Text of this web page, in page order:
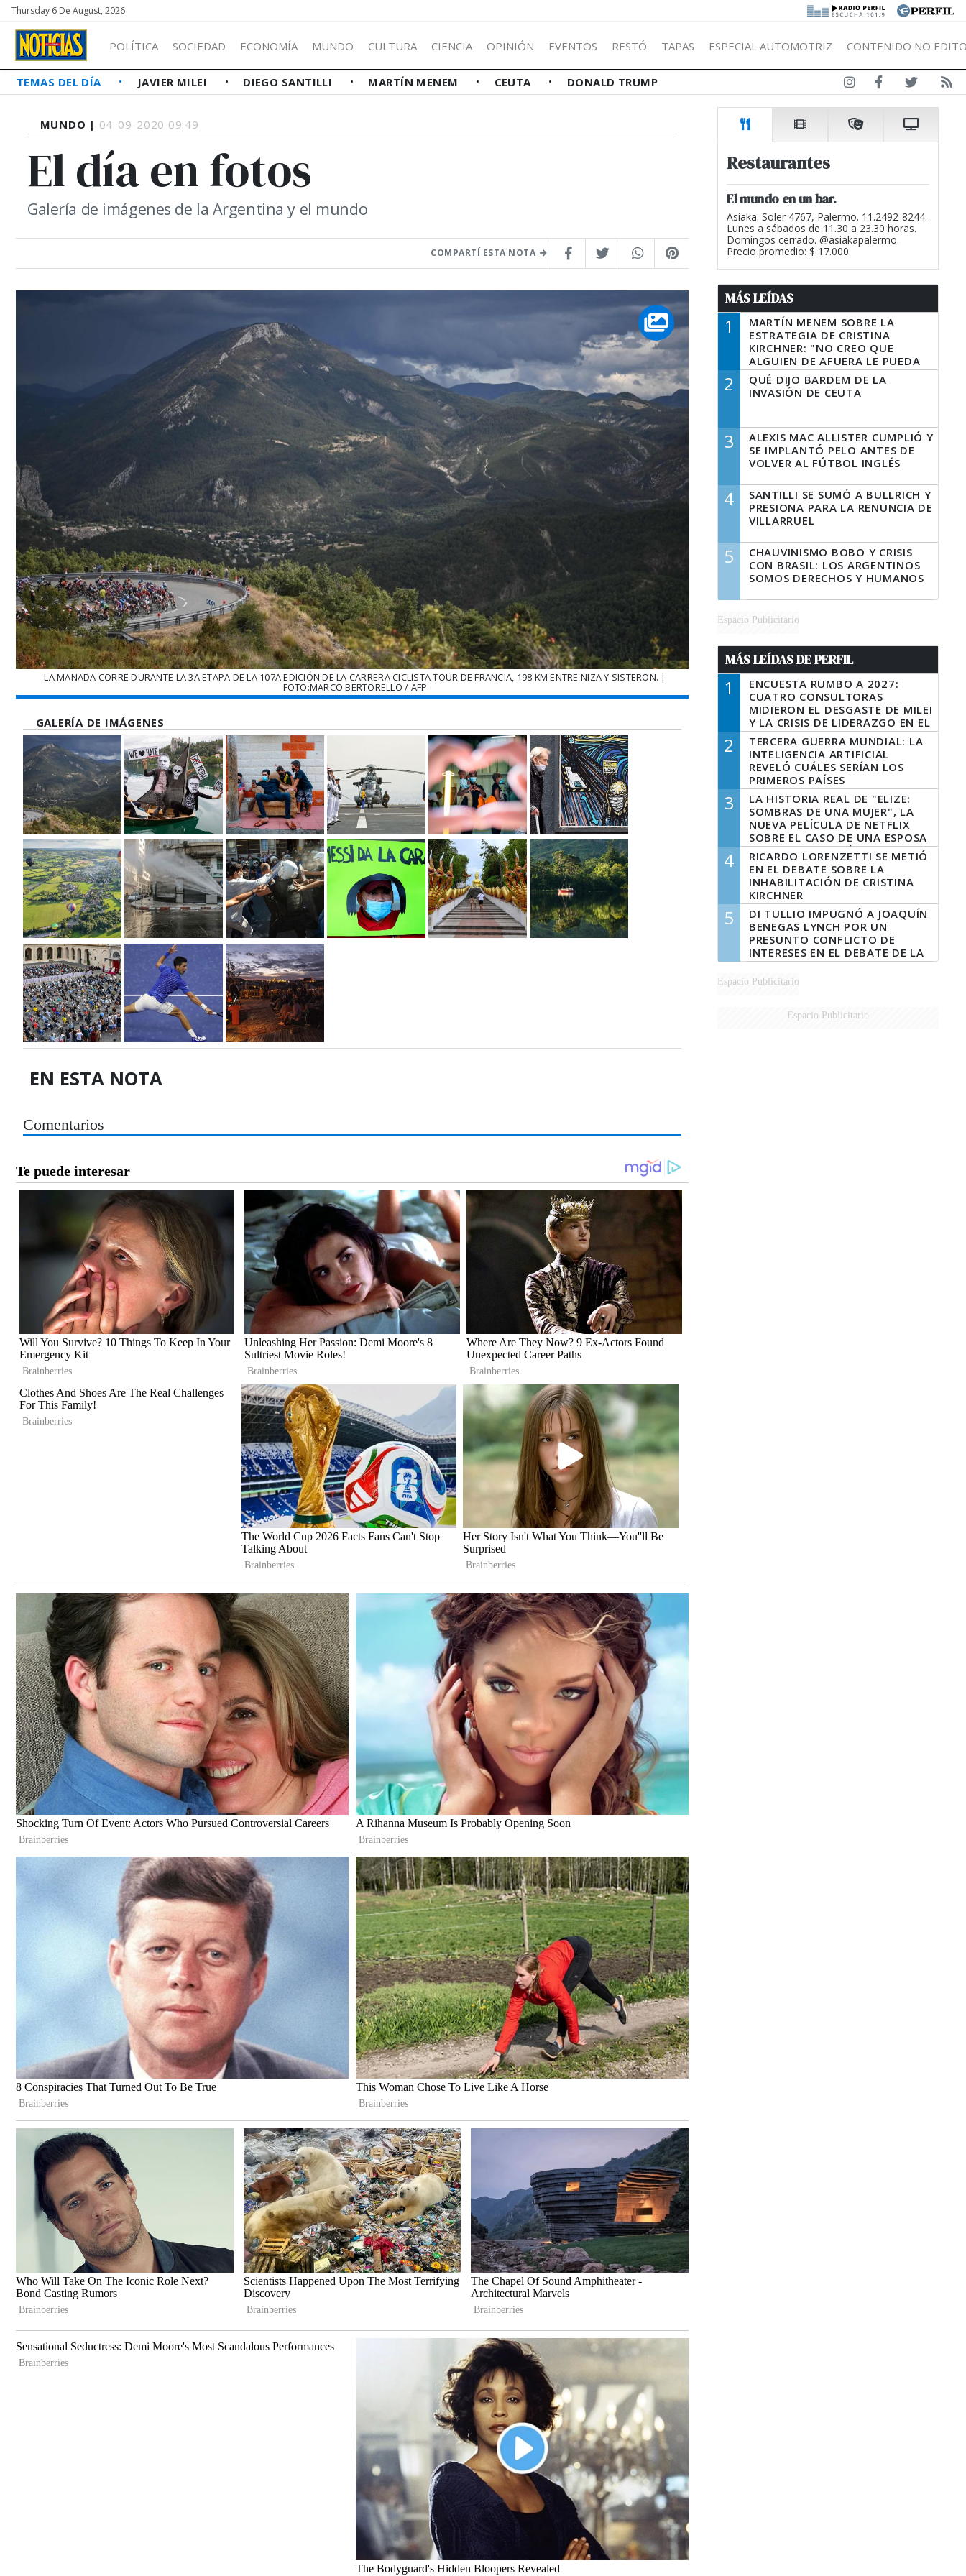
Thursday 6 De August, 2026 |
POLÍTICA SOCIEDAD ECONOMÍA MUNDO CULTURA CIENCIA OPINIÓN EVENTOS RESTÓ TAPAS ESPECIAL AUTOMOTRIZ CONTENIDO NO
TEMAS DEL DÍA JAVIER MILEI DIEGO SANTILLI MARTÍN MENEM CEUTA DONALD TRUMP
MUNDO | 04-09-2020 09:49
El día en fotos
Galería de imágenes de la Argentina y el mundo
COMPARTÍ ESTA NOTA
LA MANADA CORRE DURANTE LA 3A ETAPA DE LA 107A EDICIÓN DE LA CARRERA CICLISTA TOUR DE FRANCIA, 198 KM ENTRE NIZA Y SISTERON. |
FOTO:MARCO BERTORELLO / AFP
GALERÍA DE IMÁGENES
EN ESTA NOTA
Comentarios
Restaurantes
El mundo en un bar.
Asiaka. Soler 4767, Palermo. 11.2492-8244.
Lunes a sábados de 11.30 a 23.30 horas.
Domingos cerrado. @asiakapalermo.
Precio promedio: $ 17.000.
MÁS LEÍDAS
1
MARTÍN MENEM SOBRE LA
ESTRATEGIA DE CRISTINA
KIRCHNER: "NO CREO QUE
ALGUIEN DE AFUERA LE PUEDA
DECIR A LA JUSTICIA LO QUE
TIENE QUE HACER"
2
QUÉ DIJO BARDEM DE LA
INVASIÓN DE CEUTA
3
ALEXIS MAC ALLISTER CUMPLIÓ Y
SE IMPLANTÓ PELO ANTES DE
VOLVER AL FÚTBOL INGLÉS
4
SANTILLI SE SUMÓ A BULLRICH Y
PRESIONA PARA LA RENUNCIA DE
VILLARRUEL
5
CHAUVINISMO BOBO Y CRISIS
CON BRASIL: LOS ARGENTINOS
SOMOS DERECHOS Y HUMANOS
Espacio Publicitario
MÁS LEÍDAS DE PERFIL
1
ENCUESTA RUMBO A 2027:
CUATRO CONSULTORAS
MIDIERON EL DESGASTE DE MILEI
Y LA CRISIS DE LIDERAZGO EN EL
PERONISMO
2
TERCERA GUERRA MUNDIAL: LA
INTELIGENCIA ARTIFICIAL
REVELÓ CUÁLES SERÍAN LOS
PRIMEROS PAÍSES
LATINOAMERICANOS EN SER
DERROTADOS
3
LA HISTORIA REAL DE "ELIZE:
SOMBRAS DE UNA MUJER", LA
NUEVA PELÍCULA DE NETFLIX
SOBRE EL CASO DE UNA ESPOSA
QUE DESCUARTIZÓ A SU
MARIDO
4
RICARDO LORENZETTI SE METIÓ
EN EL DEBATE SOBRE LA
INHABILITACIÓN DE CRISTINA
KIRCHNER
5
DI TULLIO IMPUGNÓ A JOAQUÍN
BENEGAS LYNCH POR UN
PRESUNTO CONFLICTO DE
INTERESES EN EL DEBATE DE LA
LEY DE TIERRAS
Espacio Publicitario
Espacio Publicitario